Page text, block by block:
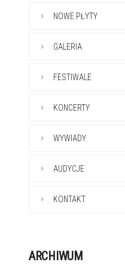
NOWE PŁYTY
GALERIA
FESTIWALE
KONCERTY
WYWIADY
AUDYCJE
KONTAKT
ARCHIWUM